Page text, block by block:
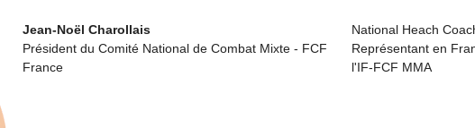
Jean-Noël Charollais
Président du Comité National de Combat Mixte - FCF
France
National Heach
Représentant en
l'IF-FCF MMA